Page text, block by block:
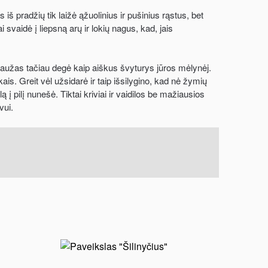
iš pradžių tik laižė ąžuolinius ir pušinius rąstus, bet
svaidė į liepsną arų ir lokių nagus, kad, jais
tačiau degė kaip aiškus švyturys jūros mėlynėj.
Greit vėl užsidarė ir taip išsilygino, kad nė žymių
į pilį nunešė. Tiktai kriviai ir vaidilos be mažiausios